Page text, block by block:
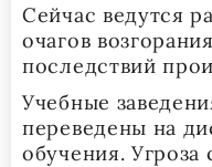
Сейчас ведутся
очагов
последствий
Учебные
переведены на
обучения. Угроза